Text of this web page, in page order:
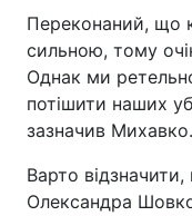
Переконаний, що
сильною, тому
Однак ми
потішити наших
зазначив Михавко.
Варто
Олександра